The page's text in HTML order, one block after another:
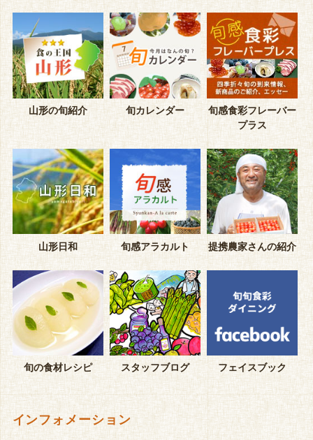
山形の旬紹介 旬カレンダー
旬感食彩フレーバー
プラス
山形日和 旬感アラカルト 提携農家さんの紹介
旬の食材レシピ スタッフブログ フェイスブック
インフォメーション